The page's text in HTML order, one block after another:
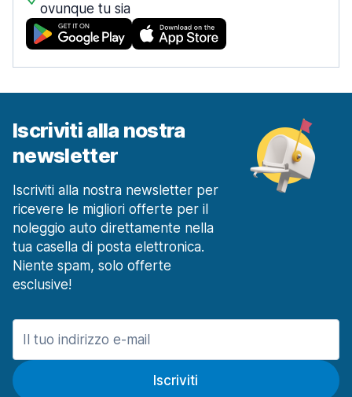
ovunque tu sia
Iscriviti alla nostra
newsletter
Iscriviti alla nostra newsletter per
ricevere le migliori offerte per il
noleggio auto direttamente nella
tua casella di posta elettronica.
Niente spam, solo offerte
esclusive!
Iscriviti